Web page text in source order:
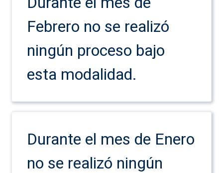
Febrero no se realizó
ningún proceso bajo
esta modalidad.
Durante el mes de Enero
no se realizó ningún